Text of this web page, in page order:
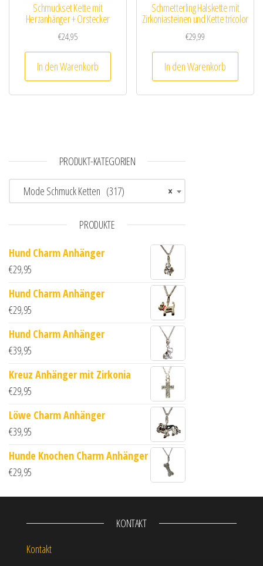
Schmuckset Kette mit
Herzanhänger + Orstecker
€24,95
In den Warenkorb
Schmetterling Halskette mit
Zirkoniasteinen und Kette tricolor
€29,99
In den Warenkorb
PRODUKT-KATEGORIEN
×
Mode Schmuck Ketten (317)
PRODUKTE
Hund Charm Anhänger
€29,95
Hund Charm Anhänger
€29,95
Hund Charm Anhänger
€39,95
Kreuz Anhänger mit Zirkonia
€29,95
Löwe Charm Anhänger
€39,95
Hunde Knochen Charm Anhänger
€29,95
KONTAKT
Kontakt